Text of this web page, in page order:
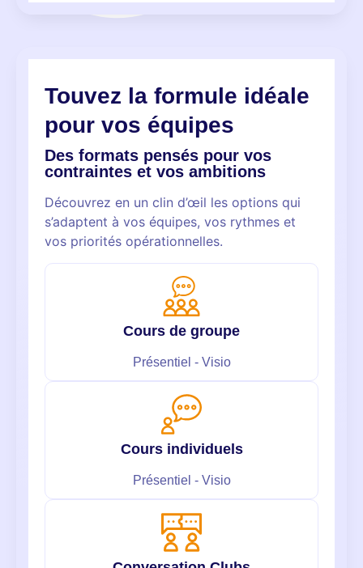
Touvez la formule idéale
pour vos équipes
Des formats pensés pour vos
contraintes et vos ambitions
Découvrez en un clin d’œil les options qui
s’adaptent à vos équipes, vos rythmes et
vos priorités opérationnelles.
Cours de groupe
Présentiel - Visio
Cours individuels
Présentiel - Visio